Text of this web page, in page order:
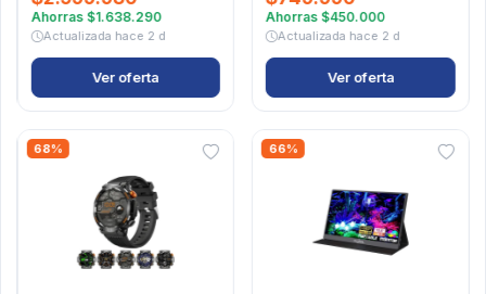
Ahorras $1.638.290
Actualizada hace 2 d
Ver oferta
RTX 3050, 512 GB SSD,
15.6" FHD 144 HZ,
Ahorras $450.000
Actualizada hace 2 d
Ver oferta
68% 66%